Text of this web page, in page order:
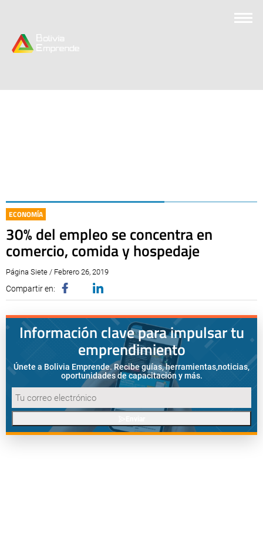
ECONOMÍA
30% del empleo se concentra en
comercio, comida y hospedaje
Página Siete / Febrero 26, 2019
Compartir en:
Información clave para impulsar tu
emprendimiento
Únete a Bolivia Emprende. Recibe guías, herramientas,noticias,
oportunidades de capacitación y más.